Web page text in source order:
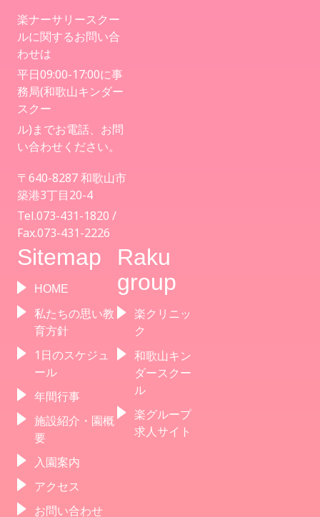
楽ナーサリースクー
ルに関するお問い合
わせは
平日09:00-17:00に事
務局(和歌山キンダー
スクー
ル)までお電話、お問
い合わせください。
〒640-8287 和歌山市
築港3丁目20-4
Tel.073-431-1820 /
Fax.073-431-2226
Sitemap
HOME
私たちの思い教
育方針
1日のスケジュ
ール
年間行事
施設紹介・園概
要
入園案内
アクセス
お問い合わせ
Raku
group
楽クリニッ
ク
和歌山キン
ダースクー
ル
楽グループ
求人サイト